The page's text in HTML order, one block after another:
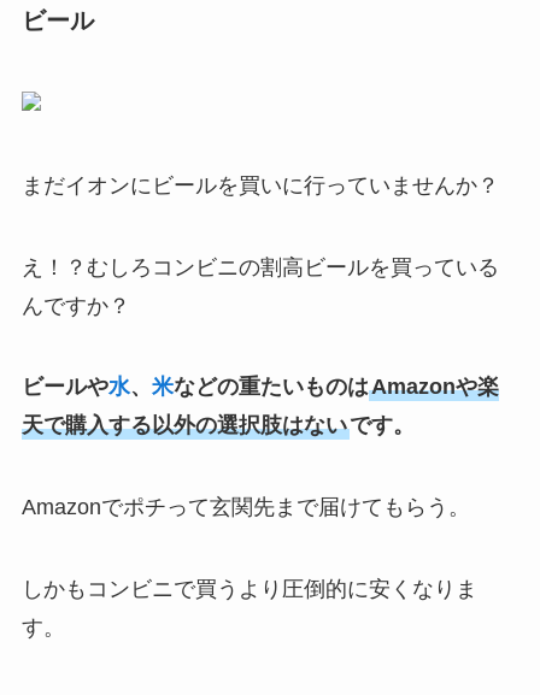
ビール
まだイオンにビールを買いに行っていませんか？
え！？むしろコンビニの割高ビールを買っている
んですか？
ビールや水、 米などの重たいものはAmazonや楽
天で購入する以外の選択肢はないです。
Amazonでポチって玄関先まで届けてもらう。
しかもコンビニで買うより圧倒的に安くなりま
す。